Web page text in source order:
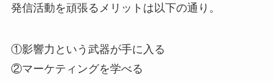
発信活動を頑張るメリットは以下の通り。
①影響力という武器が手に入る
②マーケティングを学べる